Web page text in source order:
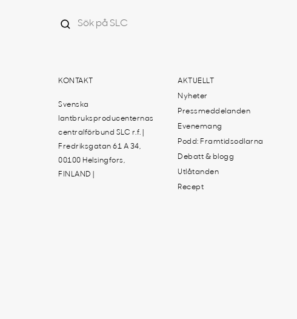
KONTAKT
Svenska
lantbruksproducenternas
centralförbund SLC r.f. |
Fredriksgatan 61 A 34,
00100 Helsingfors,
FINLAND |
AKTUELLT
Nyheter
Pressmeddelanden
Evenemang
Podd: Framtidsodlarna
Debatt & blogg
Utlåtanden
Recept